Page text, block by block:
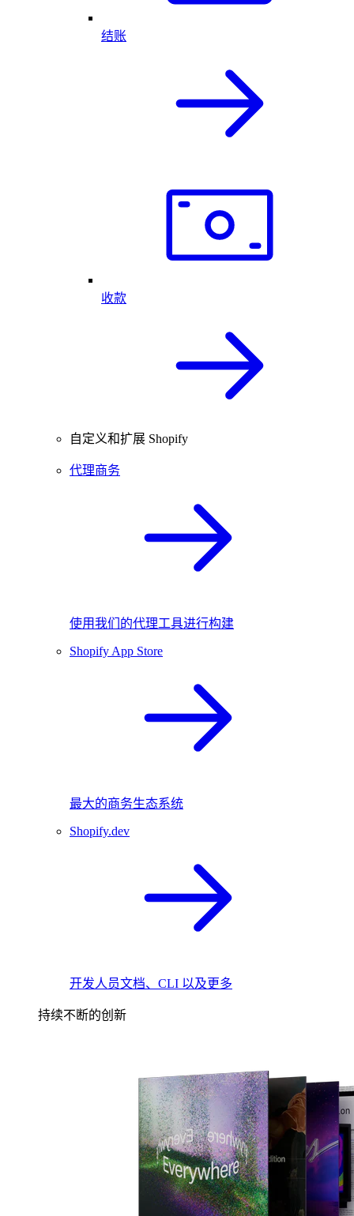
结账
收款
自定义和扩展 Shopify
代理商务
使用我们的代理工具进行构建
Shopify App Store
最大的商务生态系统
Shopify.dev
开发人员文档、CLI 以及更多
持续不断的创新